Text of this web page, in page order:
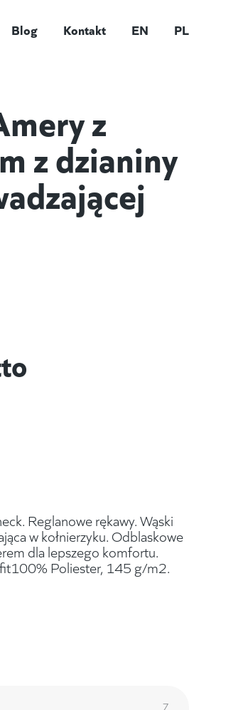
Blog Kontakt EN PL
z
z dzianiny
Reglanowe rękawy. Wąski
w kołnierzyku. Odblaskowe
dla lepszego komfortu.
Poliester, 145 g/m2.
7